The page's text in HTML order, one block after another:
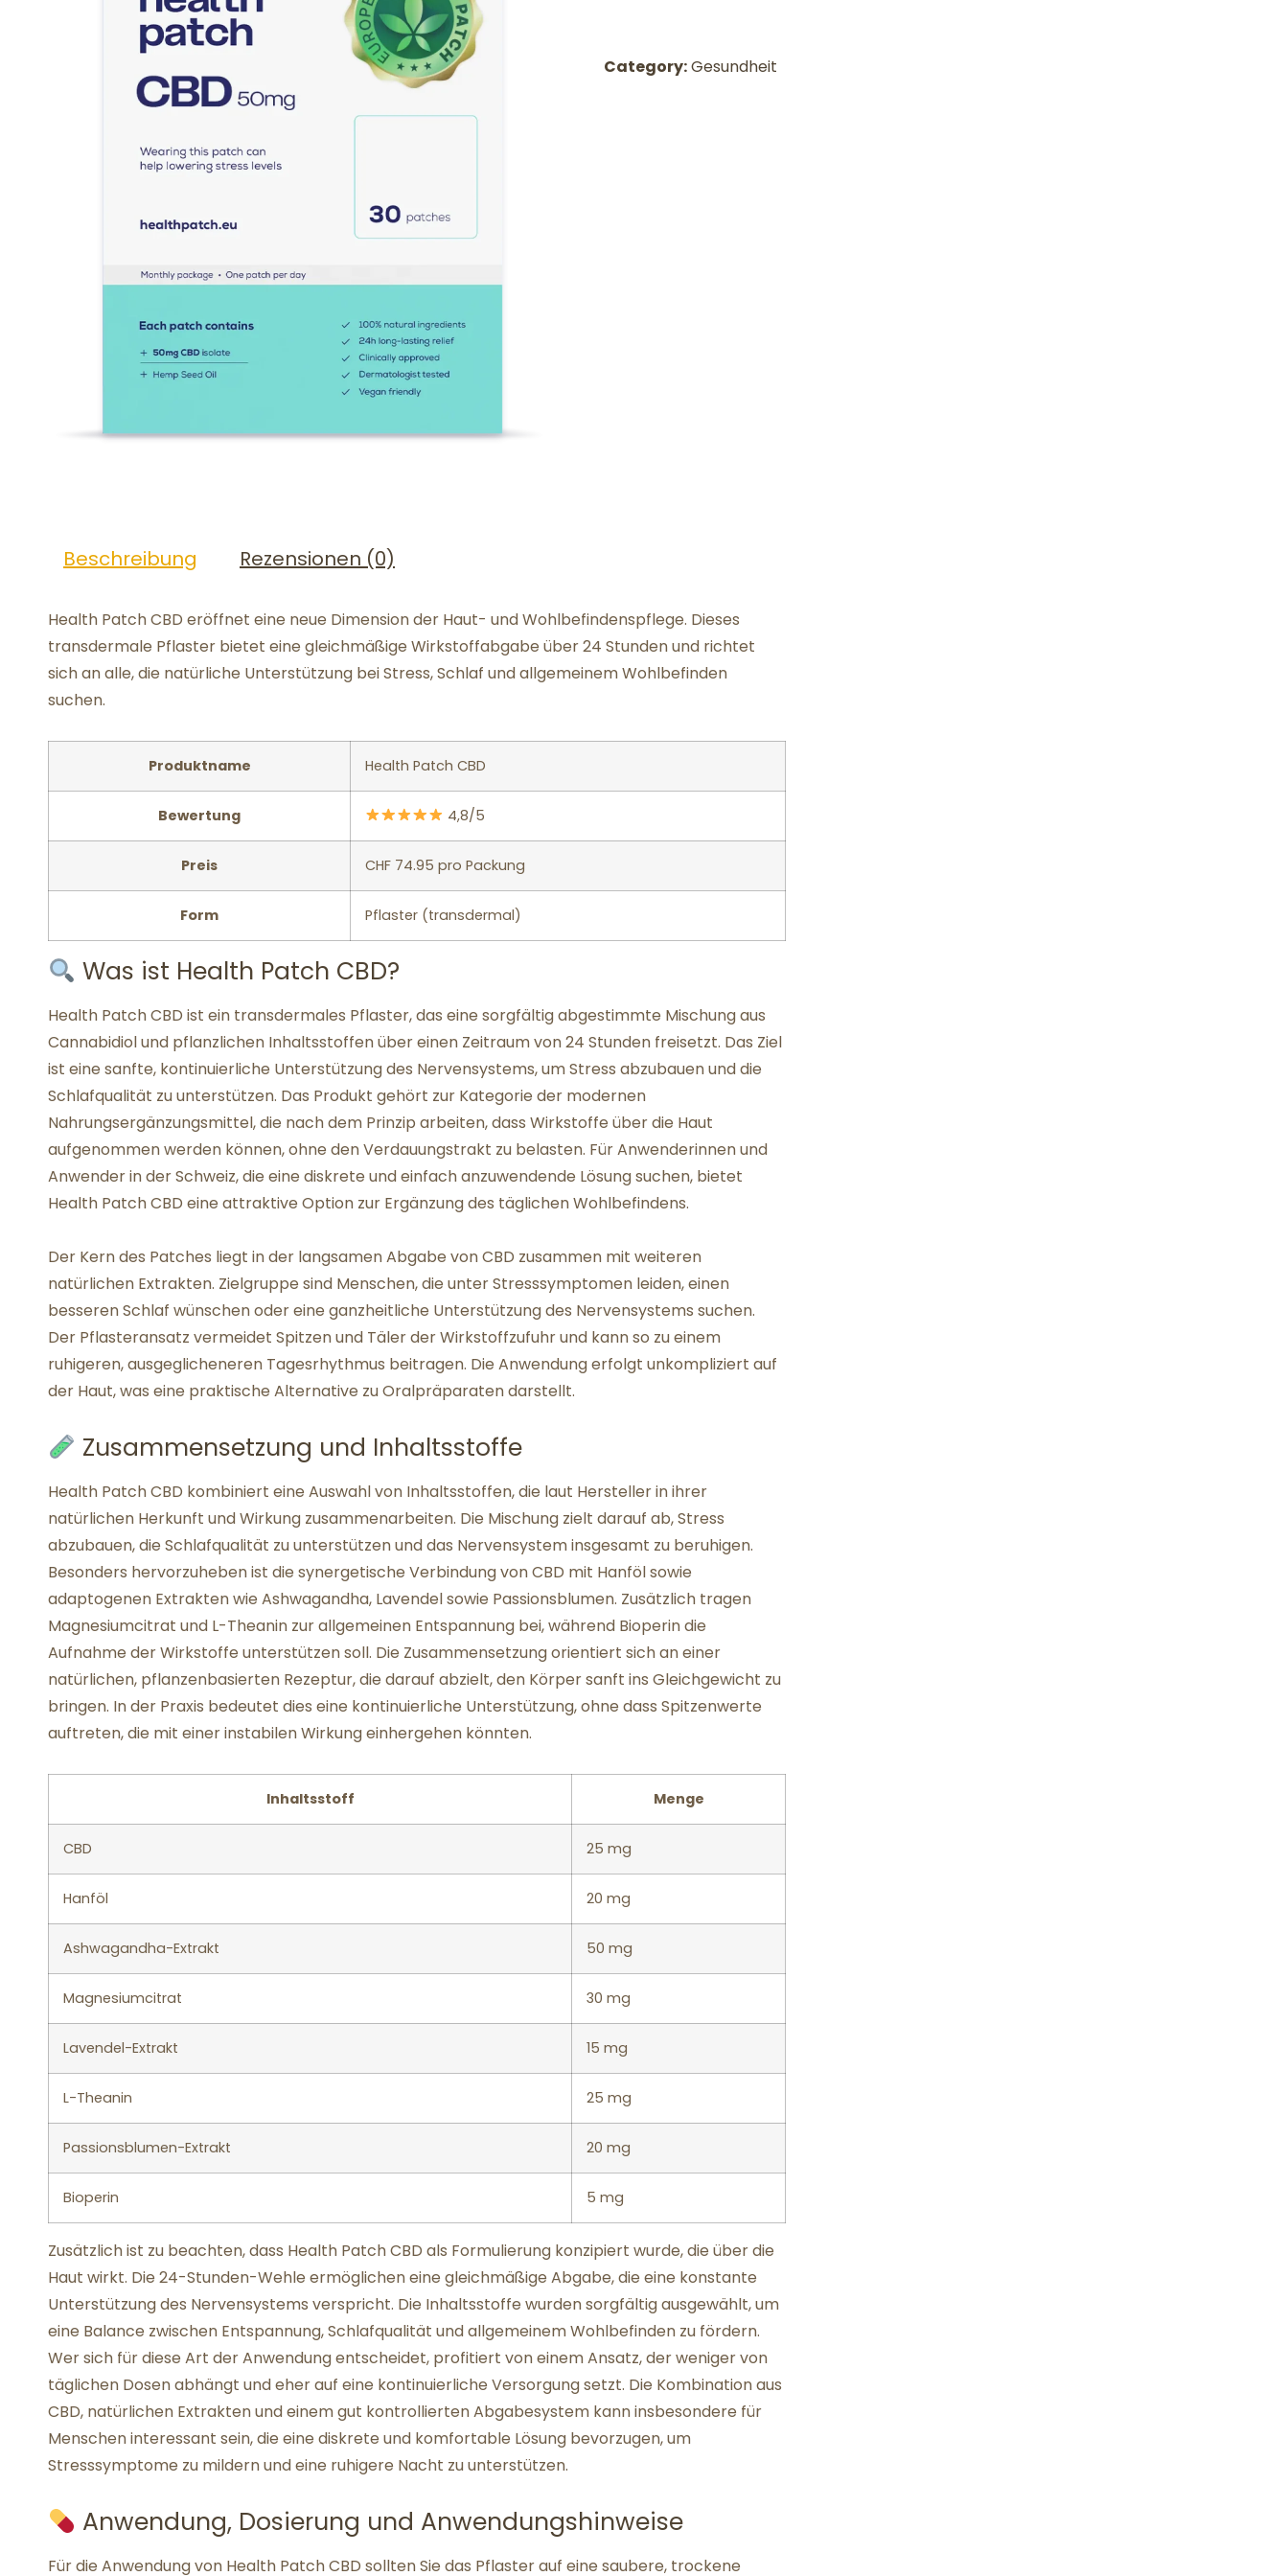
Category:Gesundheit
Beschreibung Rezensionen (0)
Health Patch CBD eröffnet eine neue Dimension der Haut- und Wohlbefindenspflege. Dieses
transdermale Pflaster bietet eine gleichmäßige Wirkstoffabgabe über 24 Stunden und richtet
sich an alle, die natürliche Unterstützung bei Stress, Schlaf und allgemeinem Wohlbefinden
suchen.
Produktname Health Patch CBD
Bewertung 4,8/5
Preis CHF 74.95 pro Packung
Form Pflaster (transdermal)
Was ist Health Patch CBD?
Health Patch CBD ist ein transdermales Pflaster, das eine sorgfältig abgestimmte Mischung aus
Cannabidiol und pflanzlichen Inhaltsstoffen über einen Zeitraum von 24 Stunden freisetzt. Das Ziel
ist eine sanfte, kontinuierliche Unterstützung des Nervensystems, um Stress abzubauen und die
Schlafqualität zu unterstützen. Das Produkt gehört zur Kategorie der modernen
Nahrungsergänzungsmittel, die nach dem Prinzip arbeiten, dass Wirkstoffe über die Haut
aufgenommen werden können, ohne den Verdauungstrakt zu belasten. Für Anwenderinnen und
Anwender in der Schweiz, die eine diskrete und einfach anzuwendende Lösung suchen, bietet
Health Patch CBD eine attraktive Option zur Ergänzung des täglichen Wohlbefindens.
Der Kern des Patches liegt in der langsamen Abgabe von CBD zusammen mit weiteren
natürlichen Extrakten. Zielgruppe sind Menschen, die unter Stresssymptomen leiden, einen
besseren Schlaf wünschen oder eine ganzheitliche Unterstützung des Nervensystems suchen.
Der Pflasteransatz vermeidet Spitzen und Täler der Wirkstoffzufuhr und kann so zu einem
ruhigeren, ausgeglicheneren Tagesrhythmus beitragen. Die Anwendung erfolgt unkompliziert auf
der Haut, was eine praktische Alternative zu Oralpräparaten darstellt.
Zusammensetzung und Inhaltsstoffe
Health Patch CBD kombiniert eine Auswahl von Inhaltsstoffen, die laut Hersteller in ihrer
natürlichen Herkunft und Wirkung zusammenarbeiten. Die Mischung zielt darauf ab, Stress
abzubauen, die Schlafqualität zu unterstützen und das Nervensystem insgesamt zu beruhigen.
Besonders hervorzuheben ist die synergetische Verbindung von CBD mit Hanföl sowie
adaptogenen Extrakten wie Ashwagandha, Lavendel sowie Passionsblumen. Zusätzlich tragen
Magnesiumcitrat und L-Theanin zur allgemeinen Entspannung bei, während Bioperin die
Aufnahme der Wirkstoffe unterstützen soll. Die Zusammensetzung orientiert sich an einer
natürlichen, pflanzenbasierten Rezeptur, die darauf abzielt, den Körper sanft ins Gleichgewicht zu
bringen. In der Praxis bedeutet dies eine kontinuierliche Unterstützung, ohne dass Spitzenwerte
auftreten, die mit einer instabilen Wirkung einhergehen könnten.
Inhaltsstoff Menge
CBD 25 mg
Hanföl 20 mg
Ashwagandha-Extrakt 50 mg
Magnesiumcitrat 30 mg
Lavendel-Extrakt 15 mg
L-Theanin 25 mg
Passionsblumen-Extrakt 20 mg
Bioperin 5 mg
Zusätzlich ist zu beachten, dass Health Patch CBD als Formulierung konzipiert wurde, die über die
Haut wirkt. Die 24-Stunden-Wehle ermöglichen eine gleichmäßige Abgabe, die eine konstante
Unterstützung des Nervensystems verspricht. Die Inhaltsstoffe wurden sorgfältig ausgewählt, um
eine Balance zwischen Entspannung, Schlafqualität und allgemeinem Wohlbefinden zu fördern.
Wer sich für diese Art der Anwendung entscheidet, profitiert von einem Ansatz, der weniger von
täglichen Dosen abhängt und eher auf eine kontinuierliche Versorgung setzt. Die Kombination aus
CBD, natürlichen Extrakten und einem gut kontrollierten Abgabesystem kann insbesondere für
Menschen interessant sein, die eine diskrete und komfortable Lösung bevorzugen, um
Stresssymptome zu mildern und eine ruhigere Nacht zu unterstützen.
Anwendung, Dosierung und Anwendungshinweise
Für die Anwendung von Health Patch CBD sollten Sie das Pflaster auf eine saubere, trockene